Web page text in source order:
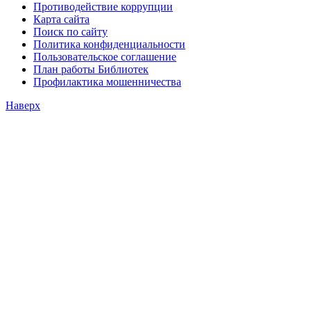
Противодействие коррупции
Карта сайта
Поиск по сайту
Политика конфиденциальности
Пользовательское соглашение
План работы Библиотек
Профилактика мошенничества
Наверх